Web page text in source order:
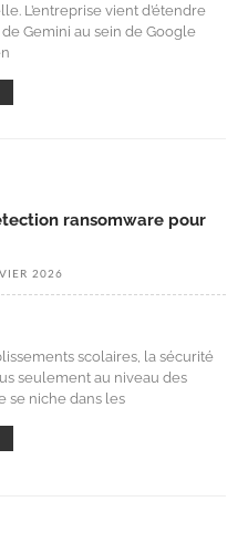
L’entreprise vient d’étendre
de Gemini au sein de Google
ransomware pour
2026
scolaires, la sécurité
seulement au niveau des
se niche dans les